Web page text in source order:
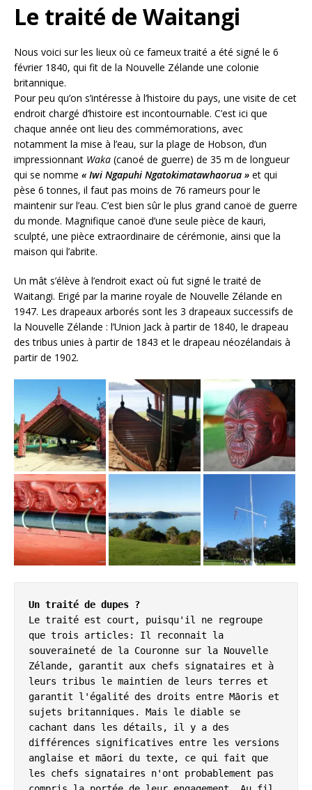
Le traité de Waitangi
Nous voici sur les lieux où ce fameux traité a été signé le 6
février 1840, qui fit de la Nouvelle Zélande une colonie
britannique.
Pour peu qu’on s’intéresse à l’histoire du pays, une visite de cet
endroit chargé d’histoire est incontournable. C’est ici que
chaque année ont lieu des commémorations, avec
notamment la mise à l’eau, sur la plage de Hobson, d’un
impressionnant Waka (canoé de guerre) de 35 m de longueur
qui se nomme « Iwi Ngapuhi Ngatokimatawhaorua » et qui
pèse 6 tonnes, il faut pas moins de 76 rameurs pour le
maintenir sur l’eau. C’est bien sûr le plus grand canoë de guerre
du monde. Magnifique canoë d’une seule pièce de kauri,
sculpté, une pièce extraordinaire de cérémonie, ainsi que la
maison qui l’abrite.
Un mât s’élève à l’endroit exact où fut signé le traité de
Waitangi. Erigé par la marine royale de Nouvelle Zélande en
1947. Les drapeaux arborés sont les 3 drapeaux successifs de
la Nouvelle Zélande : l’Union Jack à partir de 1840, le drapeau
des tribus unies à partir de 1843 et le drapeau néozélandais à
partir de 1902.
Un traité de dupes ?
Le traité est court, puisqu'il ne regroupe
que trois articles: Il reconnait la
souveraineté de la Couronne sur la Nouvelle
Zélande, garantit aux chefs signataires et à
leurs tribus le maintien de leurs terres et
garantit l'égalité des droits entre Māoris et
sujets britanniques. Mais le diable se
cachant dans les détails, il y a des
différences significatives entre les versions
anglaise et māori du texte, ce qui fait que
les chefs signataires n'ont probablement pas